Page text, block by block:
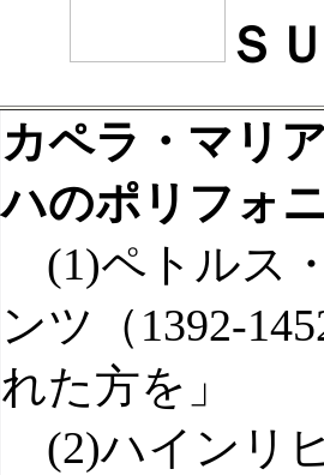
Ｓ
カペラ・マリ
ハのポリフォ
(1)ペトルス
ンツ（1392-
れた方を」
(2)ハインリ